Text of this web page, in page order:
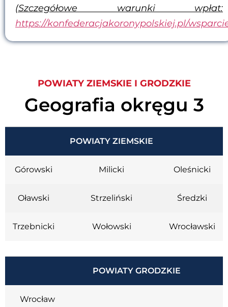
(Szczegółowe warunki wpłat:
https://konfederacjakoronypolskiej.pl/
POWIATY ZIEMSKIE I GRODZKIE
Geografia okręgu 3
POWIATY ZIEMSKIE
Górowski Milicki Oleśnicki
Oławski Strzeliński Średzki
Trzebnicki Wołowski Wrocławski
POWIATY GRODZKIE
Wrocław